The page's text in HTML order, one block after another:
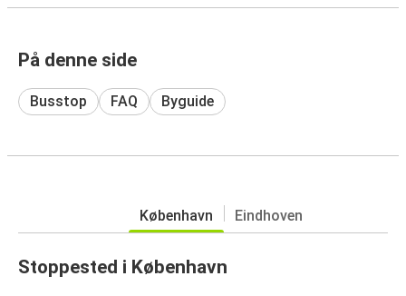
På denne side
Busstop FAQ Byguide
København Eindhoven
Stoppested i København